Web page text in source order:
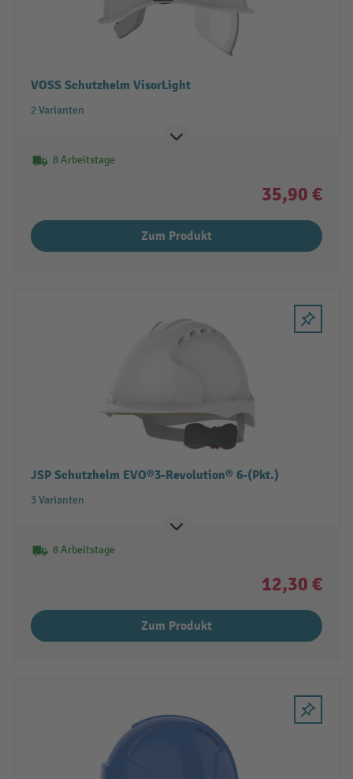
VOSS Schutzhelm VisorLight
2 Varianten
8 Arbeitstage
35,90 €
Zum Produkt
JSP Schutzhelm EVO®3-Revolution® 6-(Pkt.)
3 Varianten
8 Arbeitstage
12,30 €
Zum Produkt